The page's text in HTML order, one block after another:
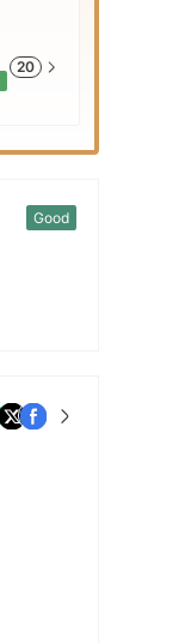
20
Good